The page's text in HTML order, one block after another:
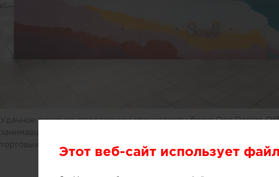
Удачное решение предложили специалисты бюро One Design
занимавшиеся дизайном небольшого магазина мороженого,
торговых центров Мельбурна (Австралия).
Этот веб-сайт использует